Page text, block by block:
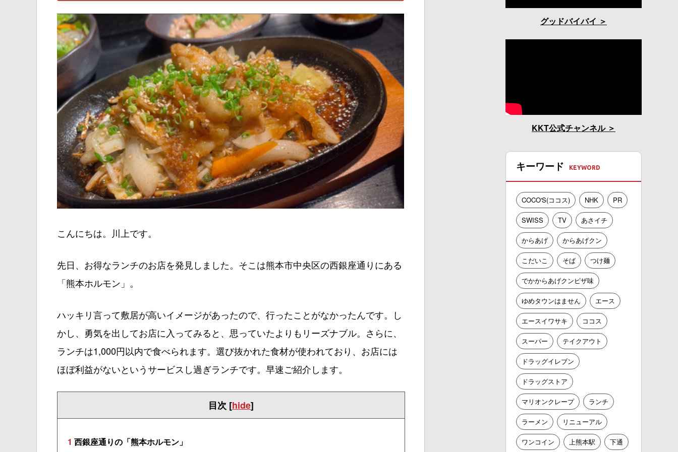
こんにちは。川上です。
先日、お得なランチのお店を発見しました。そこは熊本市中央区の西銀座通りにある
「熊本ホルモン」。
ハッキリ言って敷居が高いイメージがあったので、行ったことがなかったんです。し
かし、勇気を出してお店に入ってみると、思っていたよりもリーズナブル。さらに、
ランチは1,000円以内で食べられます。選び抜かれた食材が使われており、お店には
ほぼ利益がないというサービスし過ぎランチです。早速ご紹介します。
目次 [hide]
1 西銀座通りの「熊本ホルモン」
グッドバイバイ
KKT公式チャンネル
キーワード
COCO'S(ココス) NHK PR
SWISS TV あさイチ
からあげ からあげクン
こだいこ そば つけ麺
でかからあげクンピザ味
ゆめタウンはません エース
エースイワサキ ココス
スーパー テイクアウト
ドラッグイレブン
ドラッグストア
マリオンクレープ ランチ
ラーメン リニューアル
ワンコイン 上熊本駅 下通